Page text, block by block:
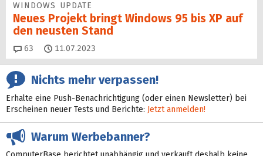
WINDOWS UPDATE
Neues Projekt bringt Windows 95 bis XP auf
den neusten Stand
63 Kommentare
11.07.2023
Nichts mehr verpassen!
Erhalte eine Push-Benachrichtigung (oder einen Newsletter) bei
Erscheinen neuer Tests und Berichte: Jetzt anmelden!
Warum Werbebanner?